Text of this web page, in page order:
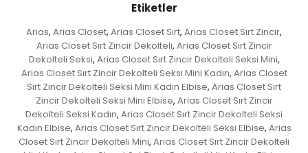
Etiketler
Arias, Arias Closet, Arias Closet Sırt, Arias Closet Sırt Zincir,
Arias Closet Sırt Zincir Dekolteli, Arias Closet Sırt Zincir
Dekolteli Seksi, Arias Closet Sırt Zincir Dekolteli Seksi Mini,
Arias Closet Sırt Zincir Dekolteli Seksi Mini Kadın, Arias Closet
Sırt Zincir Dekolteli Seksi Mini Kadın Elbise, Arias Closet Sırt
Zincir Dekolteli Seksi Mini Elbise, Arias Closet Sırt Zincir
Dekolteli Seksi Kadın, Arias Closet Sırt Zincir Dekolteli Seksi
Kadın Elbise, Arias Closet Sırt Zincir Dekolteli Seksi Elbise, Arias
Closet Sırt Zincir Dekolteli Mini, Arias Closet Sırt Zincir Dekolteli